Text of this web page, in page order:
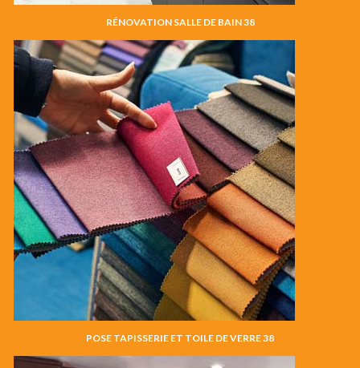
RÉNOVATION SALLE DE BAIN 38
POSE TAPISSERIE ET TOILE DE VERRE 38